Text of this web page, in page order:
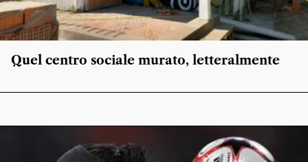
Quel centro sociale murato, letteralmente